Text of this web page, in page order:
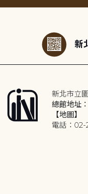
新
新北市立
總館地址
【地圖】
電話：